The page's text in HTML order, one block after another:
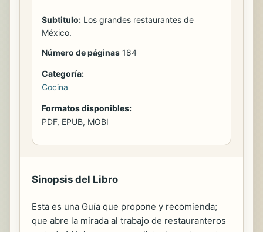
Subtitulo: Los grandes restaurantes de
México.
Número de páginas 184
Categoría:
Cocina
Formatos disponibles:
PDF, EPUB, MOBI
Sinopsis del Libro
Esta es una Guía que propone y recomienda;
que abre la mirada al trabajo de restauranteros